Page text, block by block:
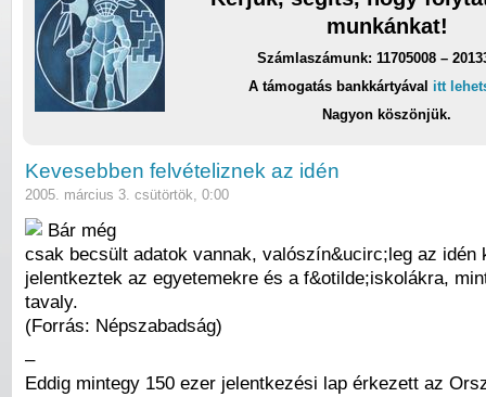
munkánkat!
Számlaszámunk: 11705008 –
A támogatás bankkártyával itt
Nagyon köszönjük.
Kevesebben felvételiznek az idén
2005. március 3. csütörtök, 0:00
Bár még
csak becsült adatok vannak, valószín&ucirc;leg az idén
jelentkeztek az egyetemekre és a f&otilde;iskolákra,
tavaly.
(Forrás: Népszabadság)
–
Eddig mintegy 150 ezer jelentkezési lap érkezett az